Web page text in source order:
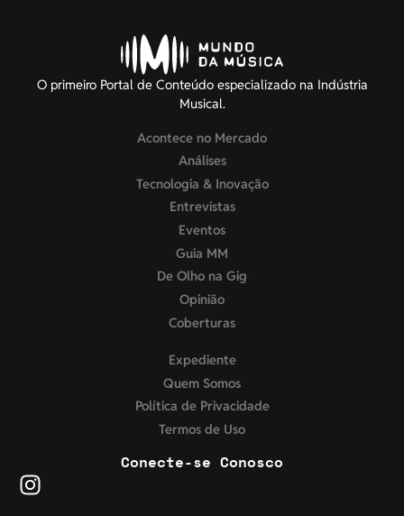
O primeiro Portal de Conteúdo especializado na Indústria
Musical.
Acontece no Mercado
Análises
Tecnologia & Inovação
Entrevistas
Eventos
Guia MM
De Olho na Gig
Opinião
Coberturas
Expediente
Quem Somos
Política de Privacidade
Termos de Uso
Conecte-se Conosco